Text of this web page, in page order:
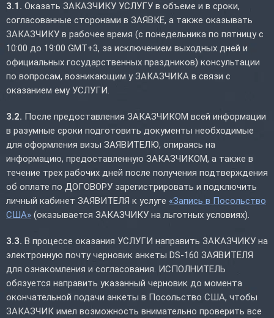
3.1. Оказать ЗАКАЗЧИКУ УСЛУГУ в объеме и в сроки,
согласованные сторонами в ЗАЯВКЕ, а также оказывать
ЗАКАЗЧИКУ в рабочее время (с понедельника по пятницу с
10:00 до 19:00 GMT+3, за исключением выходных дней и
официальных государственных праздников) консультации
по вопросам, возникающим у ЗАКАЗЧИКА в связи с
оказанием ему УСЛУГИ.
3.2. После предоставления ЗАКАЗЧИКОМ всей информации
в разумные сроки подготовить документы необходимые
для оформления визы ЗАЯВИТЕЛЮ, опираясь на
информацию, предоставленную ЗАКАЗЧИКОМ, а также в
течение трех рабочих дней после получения подтверждения
об оплате по ДОГОВОРУ зарегистрировать и подключить
личный кабинет ЗАЯВИТЕЛЯ к услуге «Запись в Посольство
США» (оказывается ЗАКАЗЧИКУ на льготных условиях).
3.3. В процессе оказания УСЛУГИ направить ЗАКАЗЧИКУ на
электронную почту черновик анкеты DS-160 ЗАЯВИТЕЛЯ
для ознакомления и согласования. ИСПОЛНИТЕЛЬ
обязуется направить указанный черновик до момента
окончательной подачи анкеты в Посольство США, чтобы
ЗАКАЗЧИК имел возможность внимательно проверить все